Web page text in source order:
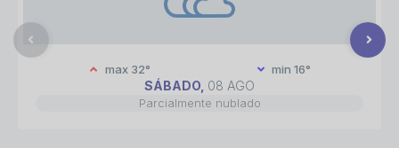
SÁBADO 08 AGO
Parcialmente nublado
max 32° min 16°